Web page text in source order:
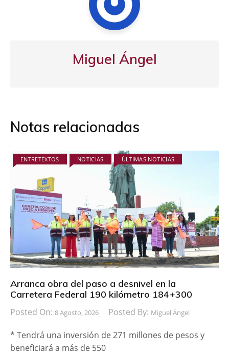
Miguel Ángel
Notas relacionadas
ENTRETEXTOS NOTICIAS ÚLTIMAS NOTICIAS
Arranca obra del paso a desnivel en la
Carretera Federal 190 kilómetro 184+300
Posted On: 8 Agosto, 2026 Posted By: Miguel Ángel
* Tendrá una inversión de 271 millones de pesos y
beneficiará a más de 550